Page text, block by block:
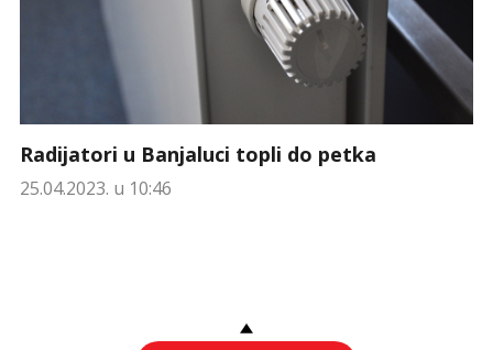
Radijatori u Banjaluci topli do petka
25.04.2023. u 10:46